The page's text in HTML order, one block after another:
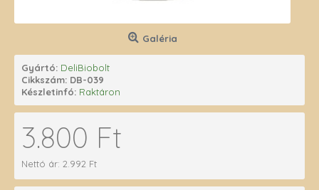
Galéria
Gyártó: DeliBiobolt
Cikkszám: DB-039
Készletinfó: Raktáron
3.800 Ft
Nettó ár: 2.992 Ft